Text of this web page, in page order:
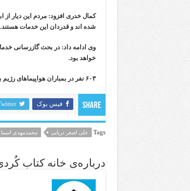
کمال خدری افزود: مردم این دیار
شده اند و قدردان این خدمات هستند.
وی ادامه داد: در بحث گازرسانی
خواهد بود.
۶۰۳ نفر در بمباران هواپیماهای رژیم بعث در روز ۱۵ خرداد سال ۶۳ در بانه به شهادت رسیدند.
Share فیس بوک
Tags علی اصغر دریایی محمدمهدی
درباره‌ی خانه کتاب